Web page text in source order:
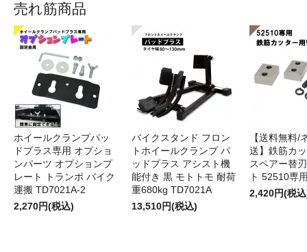
売れ筋商品
ホイールクランプパッ
ドプラス専用 オプショ
ンパーツ オプションプ
レート トランポ バイク
運搬 TD7021A-2
2,270円(税込)
バイクスタンド フロン
トホイールクランプ パ
ッドプラス アシスト機
能付き 黒 モトトモ 耐荷
重680kg TD7021A
13,510円(税込)
【送料無料/
送】鉄筋カ
スペアー替
ト 52510専
2,420円(税